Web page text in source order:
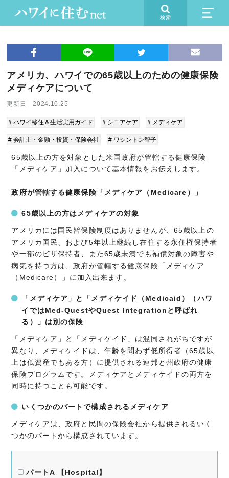
検索
アメリカ、ハワイでの65歳以上のための健康保険
メディケアについて
更新日 2024.10.25
# ハワイ移住＆生活実用ガイド # シニアケア # メディケア
# 会計士・金融・投資・保険会社 # ワシントン智子
65歳以上の方を対象とした米国政府が管轄する健康保険
「メディケア」加入について基本情報をお伝えします。
政府が管轄する健康保険「メディケア（Medicare）」
65歳以上の方はメディケアの対象
アメリカには国民皆保険制度はありませんが、65歳以上の
アメリカ国民、および5年以上継続し在住する永住権保持者
や一部のビザ保持者、また65歳未満でも補償対象の障害や
病気を持つ方は、政府が管轄する健康保険「メディケア
（Medicare）」に加入出来ます。
「メディケア」と「メディケイド（Medicaid ）（ハワ
イではMed-QuestやQuest Integration と呼ばれ
る）」は別の保険
「メディケア」と「メディケイド」は混同されがちですが
異なり、メディケイドは、年齢を問わず低所得者（65歳以
上は低資産でもある方）に提供される連邦と州政府の健康
保険プログラムです。メディケアとメディケイドの両方を
同時に持つことも可能です。
いくつかのパートで構成されるメディケア
メディケアは、政府と民間の保険会社から提供されるいく
つかのパートから構成されています。
パートA 【Hospital】